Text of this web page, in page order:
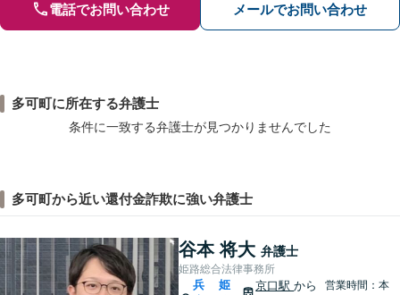
電話でお問い合わせ メールでお問い合わせ
多可町に所在する弁護士
条件に一致する弁護士が見つかりませんでした
多可町から近い還付金詐欺に強い弁護士
谷本 将大 弁護士
姫路総合法律事務所
兵
姫
京口駅から 営業時間：本